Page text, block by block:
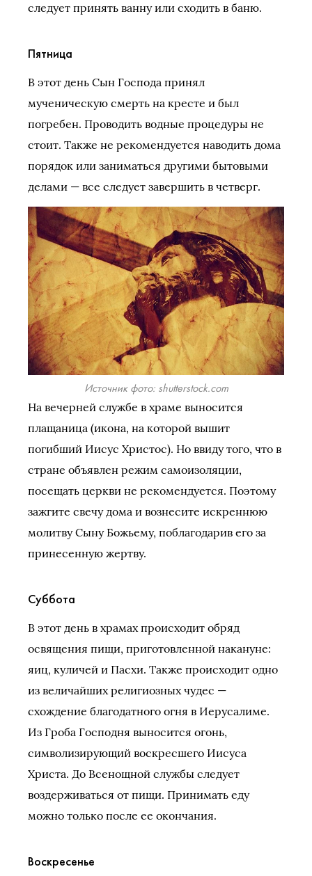
следует принять ванну или сходить в баню.
Пятница
В этот день Сын Господа принял
мученическую смерть на кресте и был
погребен. Проводить водные процедуры не
стоит. Также не рекомендуется наводить дома
порядок или заниматься другими бытовыми
делами — все следует завершить в четверг.
Источник фото: shutterstock.com
На вечерней службе в храме выносится
плащаница (икона, на которой вышит
погибший Иисус Христос). Но ввиду того, что в
стране объявлен режим самоизоляции,
посещать церкви не рекомендуется. Поэтому
зажгите свечу дома и вознесите искреннюю
молитву Сыну Божьему, поблагодарив его за
принесенную жертву.
Суббота
В этот день в храмах происходит обряд
освящения пищи, приготовленной накануне:
яиц, куличей и Пасхи. Также происходит одно
из величайших религиозных чудес —
схождение благодатного огня в Иерусалиме.
Из Гроба Господня выносится огонь,
символизирующий воскресшего Иисуса
Христа. До Всенощной службы следует
воздерживаться от пищи. Принимать еду
можно только после ее окончания.
Воскресенье